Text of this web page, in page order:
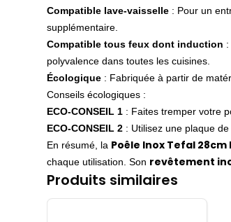
Compatible lave-vaisselle : Pour un
supplémentaire.
Compatible tous feux dont induction
polyvalence dans toutes les cuisines.
Écologique : Fabriquée à partir de
Conseils écologiques :
ECO-CONSEIL 1 : Faites tremper votre
ECO-CONSEIL 2 : Utilisez une plaque
En résumé, la Poêle Inox Tefal
chaque utilisation. Son revêtement
Produits similaires